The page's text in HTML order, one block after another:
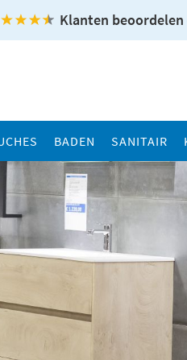
Klanten
BADEN SANITAIR